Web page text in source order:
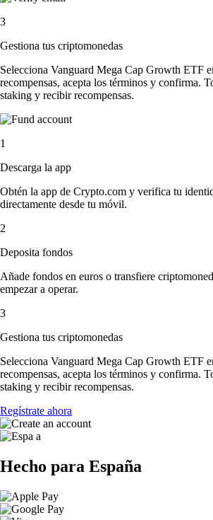
3
Gestiona tus criptomonedas
Selecciona Vanguard Mega Cap Growth ETF
recompensas, acepta los términos y confirma.
staking y recibir recompensas.
1
Descarga la app
Obtén la app de Crypto.com y verifica tu
directamente desde tu móvil.
2
Deposita fondos
Añade fondos en euros o transfiere
empezar a operar.
3
Gestiona tus criptomonedas
Selecciona Vanguard Mega Cap Growth ETF
recompensas, acepta los términos y confirma.
staking y recibir recompensas.
Regístrate ahora
Hecho para España